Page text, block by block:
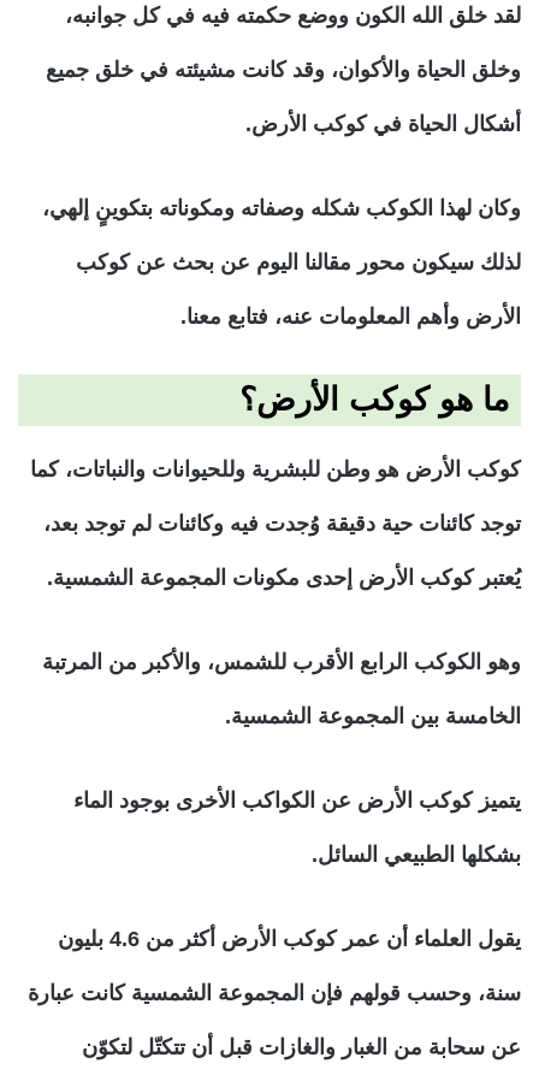
لقد خلق الله الكون ووضع حكمته فيه في كل جوانبه،
وخلق الحياة والأكوان، وقد كانت مشيئته في خلق جميع
أشكال الحياة في كوكب الأرض.
وكان لهذا الكوكب شكله وصفاته ومكوناته بتكوينٍ إلهي،
لذلك سيكون محور مقالنا اليوم عن بحث عن كوكب
الأرض وأهم المعلومات عنه، فتابع معنا.
ما هو كوكب الأرض؟
كوكب الأرض هو وطن للبشرية وللحيوانات والنباتات، كما
توجد كائنات حية دقيقة وُجدت فيه وكائنات لم توجد بعد،
يُعتبر كوكب الأرض إحدى مكونات المجموعة الشمسية.
وهو الكوكب الرابع الأقرب للشمس، والأكبر من المرتبة
الخامسة بين المجموعة الشمسية.
يتميز كوكب الأرض عن الكواكب الأخرى بوجود الماء
بشكلها الطبيعي السائل.
يقول العلماء أن عمر كوكب الأرض أكثر من 4.6 بليون
سنة، وحسب قولهم فإن المجموعة الشمسية كانت عبارة
عن سحابة من الغبار والغازات قبل أن تتكتّل لتكوّن